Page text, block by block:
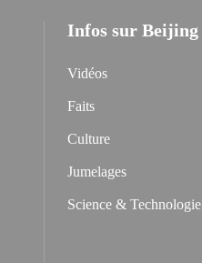
Infos sur Beijing
Vidéos
Faits
Culture
Jumelages
Science & Technologie